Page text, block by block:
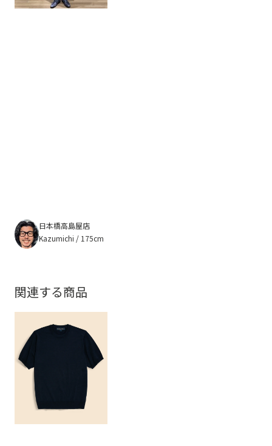
日本橋高島屋店
Kazumichi / 175cm
関連する商品